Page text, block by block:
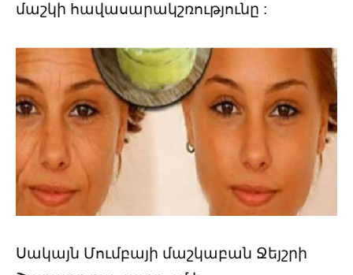
մաշկի հավասարակշռությունը :
Սակայն Մումբայի մաշկաբան Ջեյշրի